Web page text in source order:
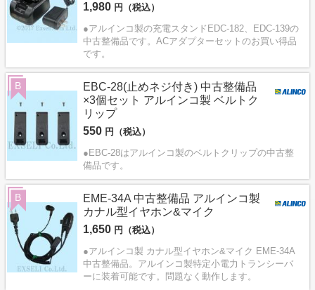
1,980 円（税込）
●アルインコ製の充電スタンドEDC-182、EDC-139の
中古整備品です。ACアダプターセットのお買い得品
です。
EBC-28(止めネジ付き) 中古整備品
×3個セット アルインコ製 ベルトク
リップ
550 円（税込）
●EBC-28はアルインコ製のベルトクリップの中古整
備品です。
B
EME-34A 中古整備品 アルインコ製
カナル型イヤホン&マイク
1,650 円（税込）
●アルインコ製 カナル型イヤホン&マイク EME-34A
中古整備品。アルインコ製特定小電力トランシーバ
ーに装着可能です。問題なく動作します。
B